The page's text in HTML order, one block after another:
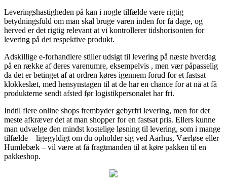
Leveringshastigheden på kan i nogle tilfælde være rigtig
betydningsfuld om man skal bruge varen inden for få dage, og
herved er det rigtig relevant at vi kontrollerer tidshorisonten for
levering på det respektive produkt.
Adskillige e-forhandlere stiller udsigt til levering på næste hverdag
på en række af deres varenumre, eksempelvis , men vær påpasselig
da det er betinget af at ordren køres igennem forud for et fastsat
klokkeslæt, med hensynstagen til at de har en chance for at nå at få
produkterne sendt afsted før logistikpersonalet har fri.
Indtil flere online shops frembyder gebyrfri levering, men for det
meste afkræver det at man shopper for en fastsat pris. Ellers kunne
man udvælge den mindst kostelige løsning til levering, som i mange
tilfælde – ligegyldigt om du opholder sig ved Aarhus, Værløse eller
Humlebæk – vil være at få fragtmanden til at køre pakken til en
pakkeshop.